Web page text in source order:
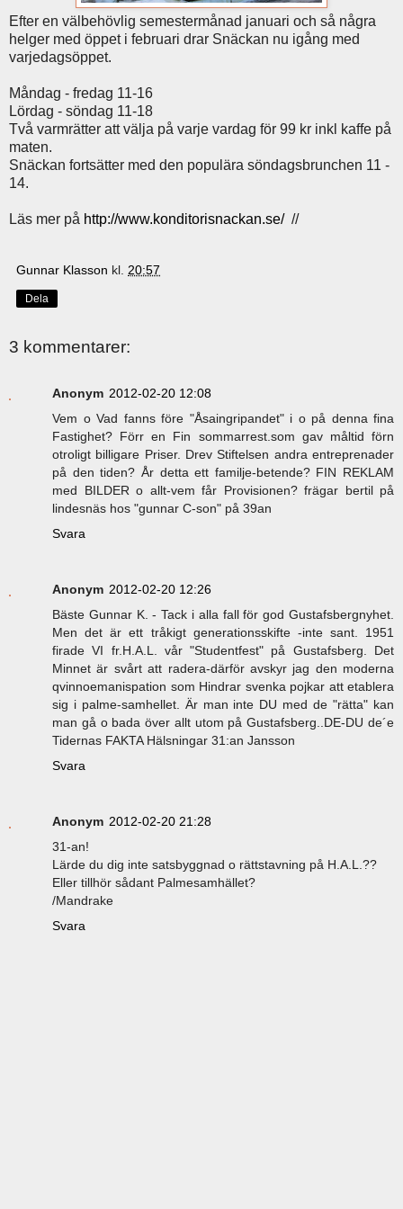
Efter en välbehövlig semestermånad januari och så några
helger med öppet i februari drar Snäckan nu igång med
varjedagsöppet.
Måndag - fredag 11-16
Lördag - söndag 11-18
Två varmrätter att välja på varje vardag för 99 kr inkl kaffe på
maten.
Snäckan fortsätter med den populära söndagsbrunchen 11 -
14.
Läs mer på http://www.konditorisnackan.se///
Gunnar Klasson kl. 20:57
Dela
3 kommentarer:
Anonym 2012-02-20 12:08
Vem o Vad fanns före "Åsaingripandet" i o på denna fina
Fastighet? Förr en Fin sommarrest.som gav måltid förn
otroligt billigare Priser. Drev Stiftelsen andra entreprenader
på den tiden? År detta ett familje-betende? FIN REKLAM
med BILDER o allt-vem får Provisionen? frägar bertil på
lindesnäs hos "gunnar C-son" på 39an
Svara
Anonym 2012-02-20 12:26
Bäste Gunnar K. - Tack i alla fall för god Gustafsbergnyhet.
Men det är ett tråkigt generationsskifte -inte sant. 1951
firade VI fr.H.A.L. vår "Studentfest" på Gustafsberg. Det
Minnet är svårt att radera-därför avskyr jag den moderna
qvinnoemanispation som Hindrar svenka pojkar att etablera
sig i palme-samhellet. Är man inte DU med de "rätta" kan
man gå o bada över allt utom på Gustafsberg..DE-DU de´e
Tidernas FAKTA Hälsningar 31:an Jansson
Svara
Anonym 2012-02-20 21:28
31-an!
Lärde du dig inte satsbyggnad o rättstavning på H.A.L.??
Eller tillhör sådant Palmesamhället?
/Mandrake
Svara